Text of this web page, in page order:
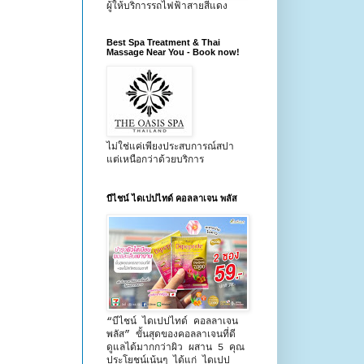
ผู้ให้บริการรถไฟฟ้าสายสีแดง
Best Spa Treatment & Thai
Massage Near You - Book now!
ไม่ใช่แค่เพียงประสบการณ์สปา
แต่เหนือกว่าด้วยบริการ
บีไชน์ ไดเปปไทด์ คอลลาเจน พลัส
“บีไชน์ ไดเปปไทด์ คอลลาเจน
พลัส” ขั้นสุดของคอลลาเจนที่ดี
ดูแลได้มากกว่าผิว ผสาน 5 คุณ
ประโยชน์เน้นๆ ได้แก่ ไดเปป